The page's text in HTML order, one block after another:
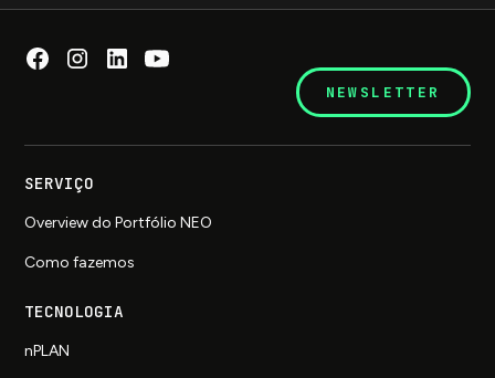
NEWSLETTER
SERVIÇO
Overview do Portfólio NEO
Como fazemos
TECNOLOGIA
nPLAN